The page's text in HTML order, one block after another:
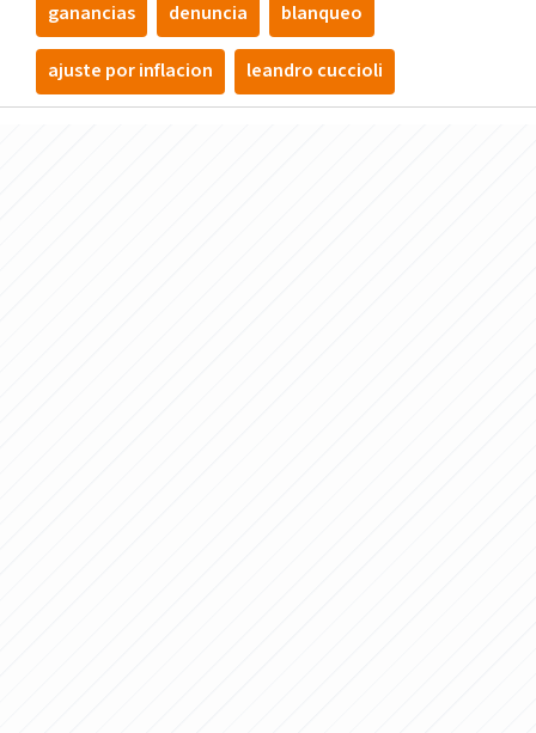
ganancias denuncia blanqueo
ajuste por inflacion leandro cuccioli